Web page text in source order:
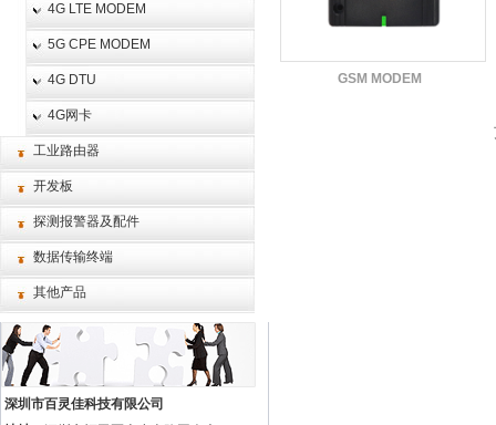
4G LTE MODEM
5G CPE MODEM
4G DTU
4G网卡
工业路由器
开发板
探测报警器及配件
数据传输终端
其他产品
深圳市百灵佳科技有限公司
GSM MODEM